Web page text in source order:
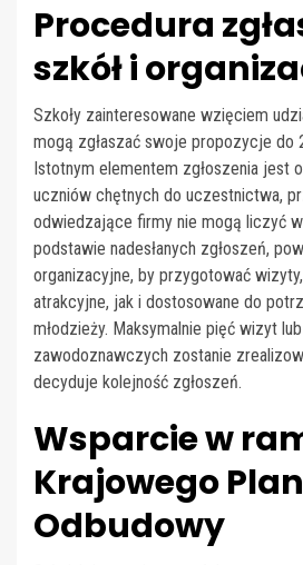
Procedura
szkół i
Szkoły zainteresowane wzięciem
mogą zgłaszać swoje propozycje do
Istotnym elementem zgłoszenia jest
uczniów chętnych do uczestnictwa,
odwiedzające firmy nie mogą liczyć
podstawie nadesłanych zgłoszeń,
organizacyjne, by przygotować
atrakcyjne, jak i dostosowane do
młodzieży. Maksymalnie pięć wizyt
zawodoznawczych zostanie
decyduje kolejność zgłoszeń.
Wsparcie w
Krajowego
Odbudowy